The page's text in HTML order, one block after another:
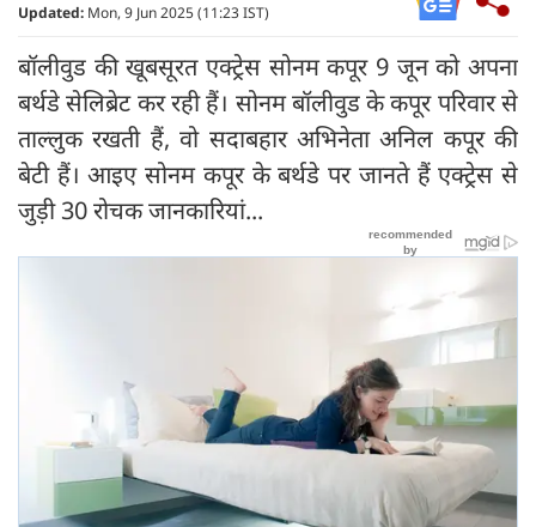
Updated: Mon, 9 Jun 2025 (11:23 IST)
बॉलीवुड की खूबसूरत एक्ट्रेस सोनम कपूर 9 जून को अपना
बर्थडे सेलिब्रेट कर रही हैं। सोनम बॉलीवुड के कपूर परिवार से
ताल्लुक रखती हैं, वो सदाबहार अभिनेता अनिल कपूर की
बेटी हैं। आइए सोनम कपूर के बर्थडे पर जानते हैं एक्ट्रेस से
जुड़ी 30 रोचक जानकारियां...